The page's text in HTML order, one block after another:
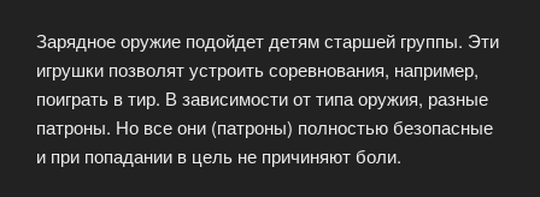
Зарядное оружие подойдет детям старшей группы. Эти
игрушки позволят устроить соревнования, например,
поиграть в тир. В зависимости от типа оружия, разные
патроны. Но все они (патроны) полностью безопасные
и при попадании в цель не причиняют боли.